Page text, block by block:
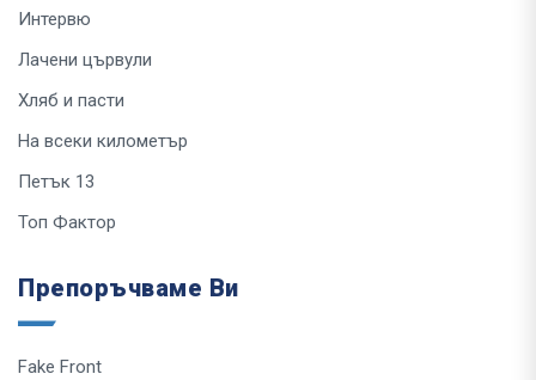
Интервю
Лачени цървули
Хляб и пасти
На всеки километър
Петък 13
Топ Фактор
Препоръчваме Ви
Fake Front